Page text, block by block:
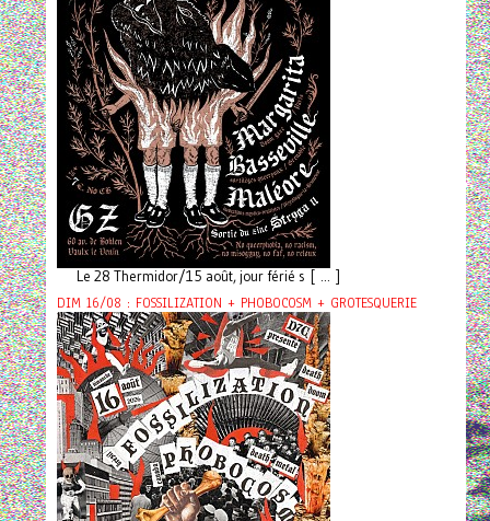
Le 28 Thermidor/15 août, jour férié s [ ... ]
DIM 16/08 : FOSSILIZATION + PHOBOCOSM + GROTESQUERIE